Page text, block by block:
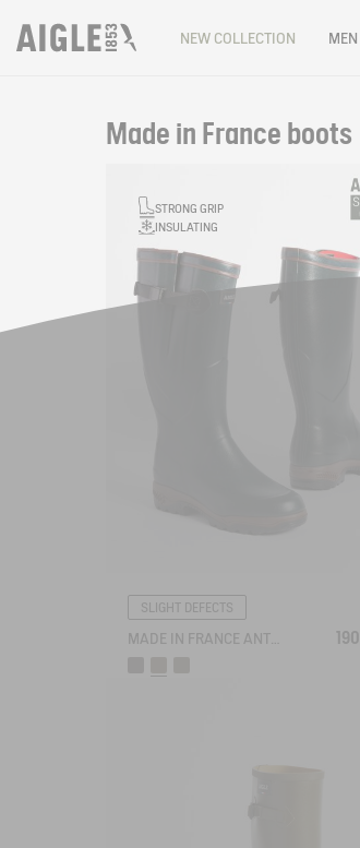
NEW COLLECTION MEN
Made in France boots
Filter & sort
STRONG GRIP
INSULATING
SLIGHT DEFECTS